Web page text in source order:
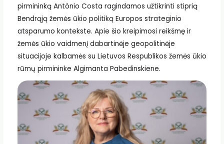
pirmininką António Costa ragindamos užtikrinti stiprią
Bendrąją žemės ūkio politiką Europos strateginio
atsparumo kontekste. Apie šio kreipimosi reikšmę ir
žemės ūkio vaidmenį dabartinėje geopolitinėje
situacijoje kalbamės su Lietuvos Respublikos žemės ūkio
rūmų pirmininke Algimanta Pabedinskiene.